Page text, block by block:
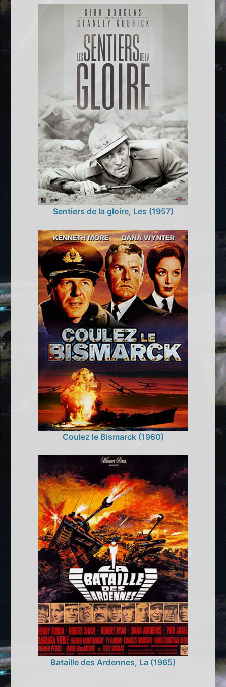
Sentiers de la gloire, Les (1957)
Coulez le Bismarck (1960)
Bataille des Ardennes, La (1965)